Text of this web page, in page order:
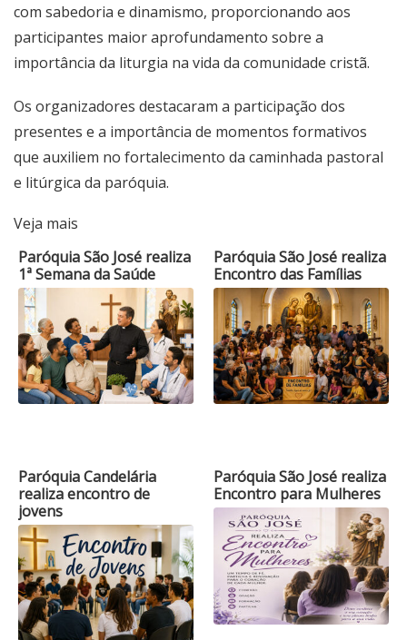
com sabedoria e dinamismo, proporcionando aos
participantes maior aprofundamento sobre a
importância da liturgia na vida da comunidade cristã.
Os organizadores destacaram a participação dos
presentes e a importância de momentos formativos
que auxiliem no fortalecimento da caminhada pastoral
e litúrgica da paróquia.
Veja mais
Paróquia São José realiza
1ª Semana da Saúde
Paróquia São José realiza
Encontro das Famílias
Paróquia Candelária
realiza encontro de
jovens
Paróquia São José realiza
Encontro para Mulheres